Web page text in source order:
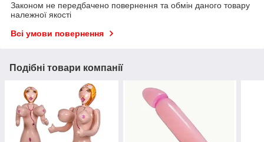
Законом не передбачено повернення та обмін даного товару
належної якості
Всі умови повернення
Подібні товари компанії